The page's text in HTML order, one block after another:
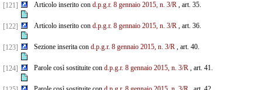
[121] Articolo inserito con d.p.g.r. 8 gennaio 2015, n. 3/R, art. 35.
[122] Articolo inserito con d.p.g.r. 8 gennaio 2015, n. 3/R, art. 36.
[123] Sezione inserita con d.p.g.r. 8 gennaio 2015, n. 3/R, art. 40.
[124] Parole così sostituite con d.p.g.r. 8 gennaio 2015, n. 3/R, art. 41.